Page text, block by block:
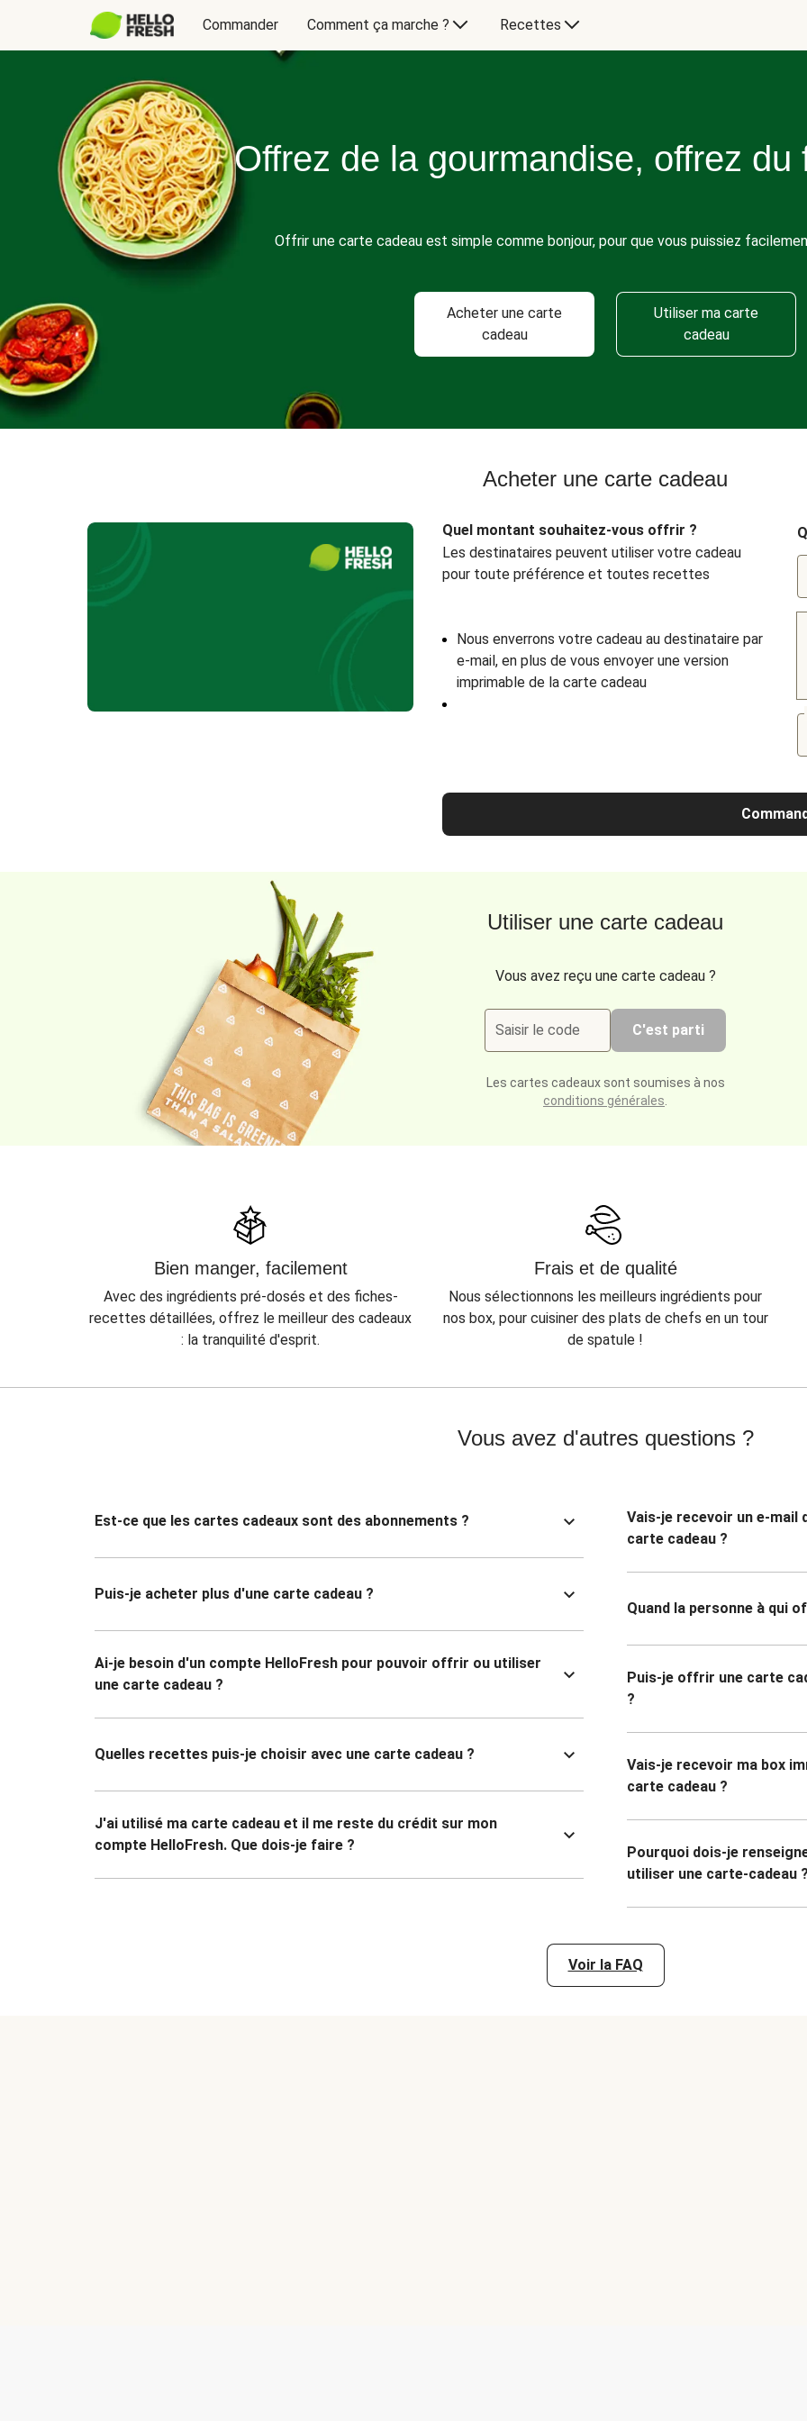
Commander Comment ça marche ? Recettes
Offrez de la gourmandise, offrez du
Offrir une carte cadeau est simple comme bonjour, pour que vous puissiez
Acheter une carte
cadeau
Utiliser ma carte
cadeau
Acheter une carte cadeau
Quel montant souhaitez-vous offrir ?
Les destinataires peuvent utiliser votre cadeau
pour toute préférence et toutes recettes
Nous enverrons votre cadeau au destinataire par
e-mail, en plus de vous envoyer une version
imprimable de la carte cadeau
Utiliser une carte cadeau
Vous avez reçu une carte cadeau ?
Saisir le code C'est parti
Les cartes cadeaux sont soumises à nos
conditions générales
Bien manger, facilement
Avec des ingrédients pré-dosés et des fiches-
recettes détaillées, offrez le meilleur des cadeaux
: la tranquilité d'esprit.
Frais et de qualité
Nous sélectionnons les meilleurs ingrédients pour
nos box, pour cuisiner des plats de chefs en un tour
de spatule !
Vous avez d'autres questions ?
Est-ce que les cartes cadeaux sont des abonnements ?
Puis-je acheter plus d'une carte cadeau ?
Ai-je besoin d'un compte HelloFresh pour pouvoir offrir ou utiliser
une carte cadeau ?
Quelles recettes puis-je choisir avec une carte cadeau ?
J'ai utilisé ma carte cadeau et il me reste du crédit sur mon
compte HelloFresh. Que dois-je faire ?
Vais-je recevoir un e-mail
carte cadeau ?
Quand la personne à qui
Puis-je offrir une carte
?
Vais-je recevoir ma box
carte cadeau ?
Pourquoi dois-je
utiliser une carte-cadeau
Voir la FAQ